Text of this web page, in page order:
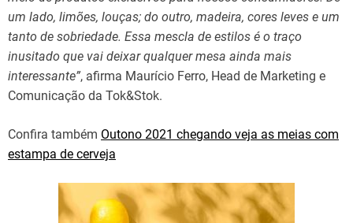
um lado, limões, louças; do outro, madeira, cores leves e um
tanto de sobriedade. Essa mescla de estilos é o traço
inusitado que vai deixar qualquer mesa ainda mais
interessante”, afirma Maurício Ferro, Head de Marketing e
Comunicação da Tok&Stok.
Confira também Outono 2021 chegando veja as meias com
estampa de cerveja